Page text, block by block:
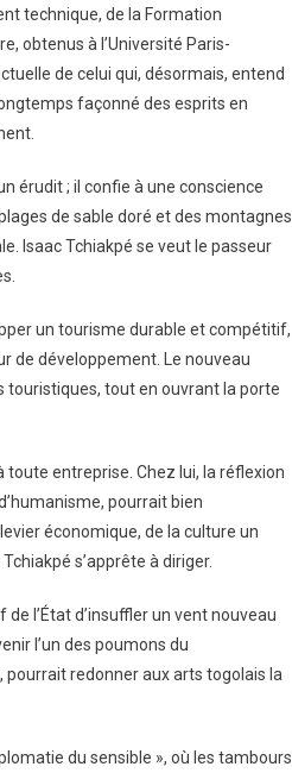
technique, de la Formation
obtenus à l’Université Paris-
de celui qui, désormais, entend
façonné des esprits en
érudit ; il confie à une conscience
de sable doré et des montagnes
Isaac Tchiakpé se veut le passeur
un tourisme durable et compétitif,
de développement. Le nouveau
touristiques, tout en ouvrant la porte
toute entreprise. Chez lui, la réflexion
pourrait bien
économique, de la culture un
s’apprête à diriger.
l’État d’insuffler un vent nouveau
l’un des poumons du
pourrait redonner aux arts togolais la
du sensible », où les tambours